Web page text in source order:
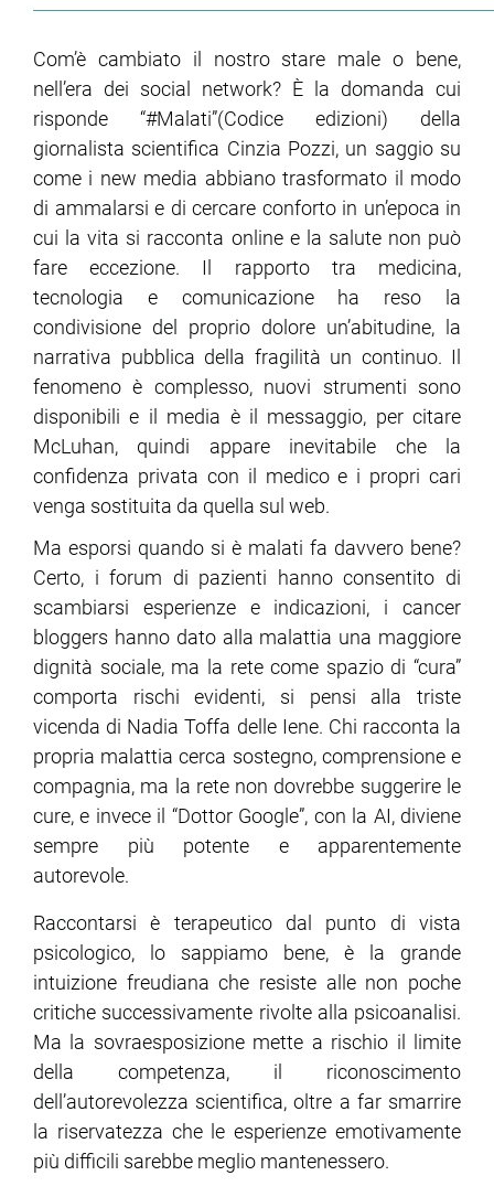
Com’è cambiato il nostro stare male o bene,
nell’era dei social network? È la domanda cui
risponde “#Malati”(Codice edizioni) della
giornalista scientifica Cinzia Pozzi, un saggio su
come i new media abbiano trasformato il modo
di ammalarsi e di cercare conforto in un’epoca in
cui la vita si racconta online e la salute non può
fare eccezione. Il rapporto tra medicina,
tecnologia e comunicazione ha reso la
condivisione del proprio dolore un’abitudine, la
narrativa pubblica della fragilità un continuo. Il
fenomeno è complesso, nuovi strumenti sono
disponibili e il media è il messaggio, per citare
McLuhan, quindi appare inevitabile che la
confidenza privata con il medico e i propri cari
venga sostituita da quella sul web.
Ma esporsi quando si è malati fa davvero bene?
Certo, i forum di pazienti hanno consentito di
scambiarsi esperienze e indicazioni, i cancer
bloggers hanno dato alla malattia una maggiore
dignità sociale, ma la rete come spazio di “cura”
comporta rischi evidenti, si pensi alla triste
vicenda di Nadia Toffa delle Iene. Chi racconta la
propria malattia cerca sostegno, comprensione e
compagnia, ma la rete non dovrebbe suggerire le
cure, e invece il “Dottor Google”, con la AI, diviene
sempre più potente e apparentemente
autorevole.
Raccontarsi è terapeutico dal punto di vista
psicologico, lo sappiamo bene, è la grande
intuizione freudiana che resiste alle non poche
critiche successivamente rivolte alla psicoanalisi.
Ma la sovraesposizione mette a rischio il limite
della competenza, il riconoscimento
dell’autorevolezza scientifica, oltre a far smarrire
la riservatezza che le esperienze emotivamente
più difficili sarebbe meglio mantenessero.